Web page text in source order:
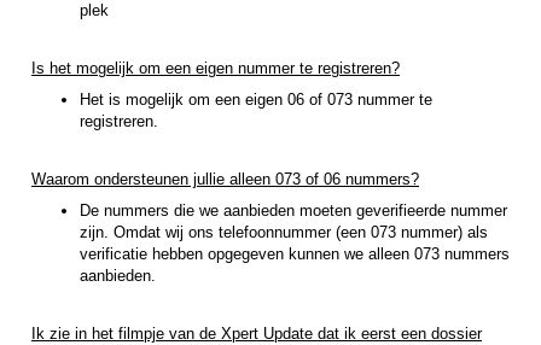
plek
Is het mogelijk om een eigen nummer te registreren?
Het is mogelijk om een eigen 06 of 073 nummer te
registreren.
Waarom ondersteunen jullie alleen 073 of 06 nummers?
De nummers die we aanbieden moeten geverifieerde nummer
zijn. Omdat wij ons telefoonnummer (een 073 nummer) als
verificatie hebben opgegeven kunnen we alleen 073 nummers
aanbieden.
Ik zie in het filmpje van de Xpert Update dat ik eerst een dossier